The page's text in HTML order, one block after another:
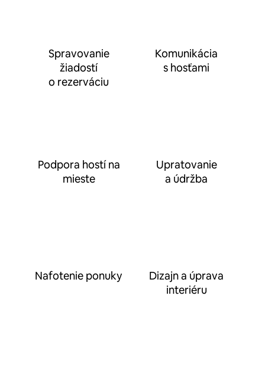
Spravovanie
žiadostí
o rezerváciu
Komunikácia
s hosťami
Podpora hostí na
mieste
Upratovanie
a údržba
Nafotenie ponuky
Dizajn a úprava
interiéru